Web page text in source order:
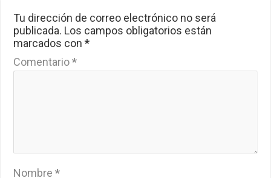
Tu dirección de correo electrónico no será
publicada. Los campos obligatorios están
marcados con*
Comentario*
Nombre*